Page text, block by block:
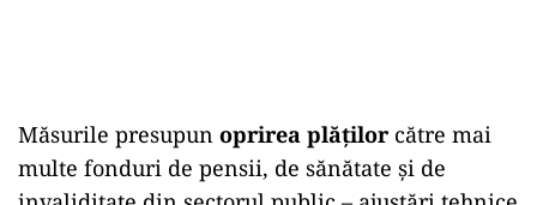
Măsurile presupun oprirea plăţilor către mai
multe fonduri de pensii, de sănătate şi de